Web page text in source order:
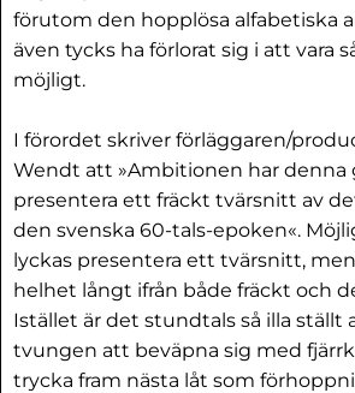
förutom den hopplösa alfabetiska
även tycks ha förlorat sig i att vara
möjligt.
I förordet skriver förläggaren/
Wendt att »Ambitionen har denna
presentera ett fräckt tvärsnitt av
den svenska 60-tals-epoken«.
lyckas presentera ett tvärsnitt,
helhet långt ifrån både fräckt och
Istället är det stundtals så illa ställt
tvungen att beväpna sig med
trycka fram nästa låt som